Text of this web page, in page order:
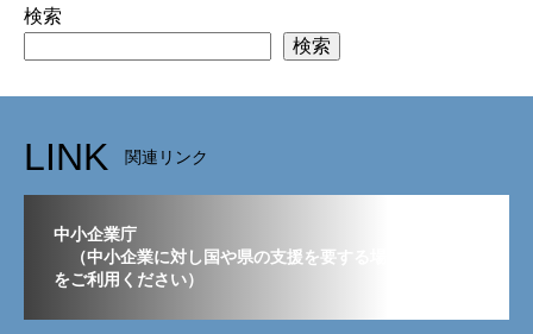
検索
検索
LINK 関連リンク
中小企業庁
（中小企業に対し国や県の支援を要する場合はこちら
をご利用ください）